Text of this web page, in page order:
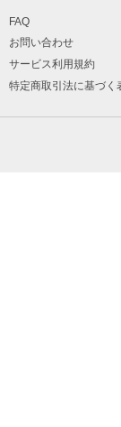
FAQ
お問い合わせ
サービス利用規約
特定商取引法に基づく